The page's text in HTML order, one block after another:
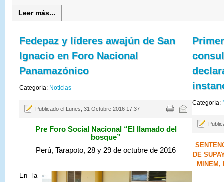
Leer más...
Fedepaz y líderes awajún de San
Ignacio en Foro Nacional
Panamazónico
Categoría: Noticias
Publicado el Lunes, 31 Octubre 2016 17:37
Pre Foro Social Nacional “El llamado del
bosque”
Perú, Tarapoto, 28 y 29 de octubre de 2016
En la
Categoría:
DE
MINEM,